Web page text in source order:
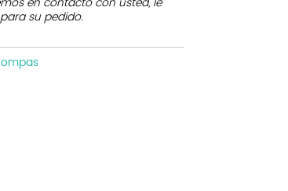
su pedido.